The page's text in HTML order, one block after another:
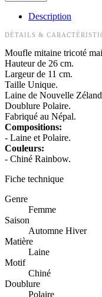
Description
DÉTAILS &
Moufle mitaine tricoté
Hauteur de 26 cm.
Largeur de 11 cm.
Taille Unique.
Laine de Nouvelle
Doublure Polaire.
Fabriqué au Népal.
Compositions:
- Laine et Polaire.
Couleurs:
- Chiné Rainbow.
Fiche technique
Genre
Femme
Saison
Automne Hiver
Matière
Laine
Motif
Chiné
Doublure
Polaire